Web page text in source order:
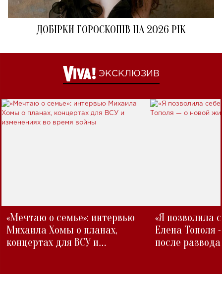
ДОБІРКИ ГОРОСКОПІВ НА 2026 РІК
ЭКСКЛЮЗИВ
«Мечтаю о семье»: интервью
Михаила Хомы о планах,
концертах для ВСУ и
«Я позволила
Елена Тополя
после развода